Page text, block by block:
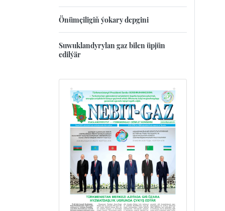
Önümçiligiň ýokary depgini
Suwuklandyrylan gaz bilen üpjün
edilýär